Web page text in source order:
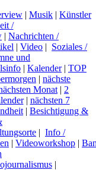
| Musik | Künstler
/
| Nachrichten /
| Video | Soziales /
und
| Kalender| TOP
| nächste
Monat | 2
| nächsten 7
| Besichtigung &
| Info /
| Videoworkshop |
|